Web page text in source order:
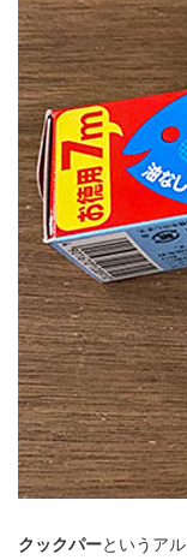
クックパーというア